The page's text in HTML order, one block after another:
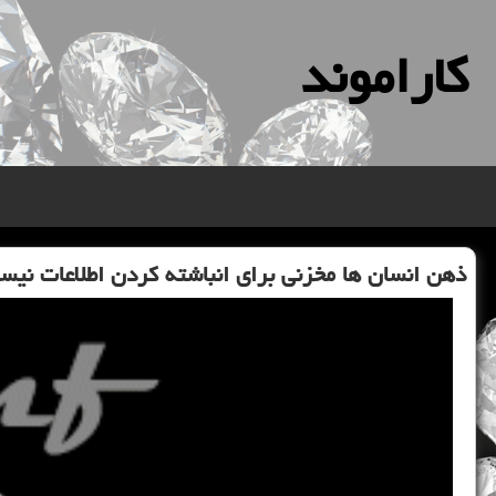
كاراموند
ذهن انسان ها مخزنی برای انباشته كردن اطلاعات